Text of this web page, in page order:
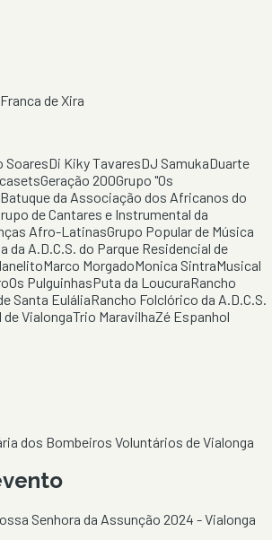
de Xira
SoaresDi Kiky TavaresDJ SamukaDuarte
Geração 200Grupo "Os
da Associação dos Africanos do
de Cantares e Instrumental da
Afro-LatinasGrupo Popular de Música
da A.D.C.S. do Parque Residencial de
Marco MorgadoMonica SintraMusical
Os PulguinhasPuta da LoucuraRancho
Santa EuláliaRancho Folclórico da A.D.C.S.
VialongaTrio MaravilhaZé Espanhol
dos Bombeiros Voluntários de Vialonga
Senhora da Assunção 2024 - Vialonga